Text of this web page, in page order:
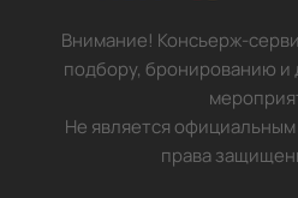
Внимание! Консьерж-
подбору, бронированию и
Не является официальным
права